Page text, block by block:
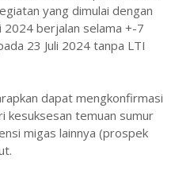
yang dimulai dengan
2024 berjalan selama +-7
23 Juli 2024 tanpa LTI
dapat mengkonfirmasi
kesuksesan temuan sumur
migas lainnya (prospek